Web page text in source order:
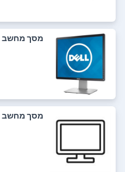
מסך מחשב ‏19 ‏אינטש Dell P1917S Full HD דל
מסך מחשב Dell S3422DWG ‏34 ‏אינטש 4K דל